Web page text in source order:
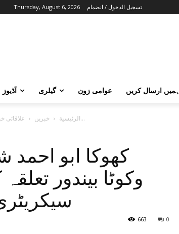
Thursday, August 6, 2026 تسجيل الدخول / انضمام
آڈیوز گیلری عوامی زون ہمیں ارسال کریں
الرئيسية خبریں علاقائی کھوکا ابو احمد شیروری اڈپی ضلع مسلم وکوٹا بیندور تعلقہ کی نئی...
کھوکا ابو
وکوٹا بیندور
0
663